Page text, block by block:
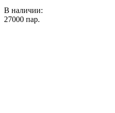
В наличии:
27000 пар.